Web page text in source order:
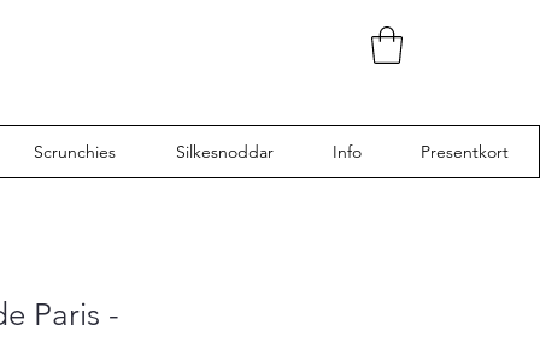
Paris -
Scrunchies Silkesnoddar Info Presentkort